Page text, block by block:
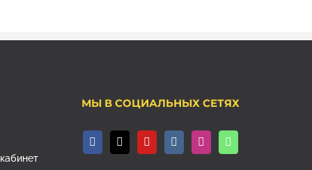
МЫ В СОЦИАЛЬНЫХ СЕТЯХ